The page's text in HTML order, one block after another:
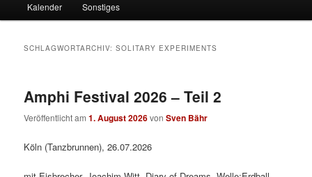
Kalender Sonstiges
SCHLAGWORTARCHIV:SOLITARY EXPERIMENTS
Amphi Festival 2026 – Teil 2
Veröffentlicht am1. August 2026vonSven Bähr
Köln (Tanzbrunnen), 26.07.2026